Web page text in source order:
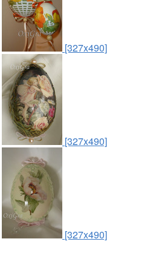
[327x490]
[327x490]
[327x490]